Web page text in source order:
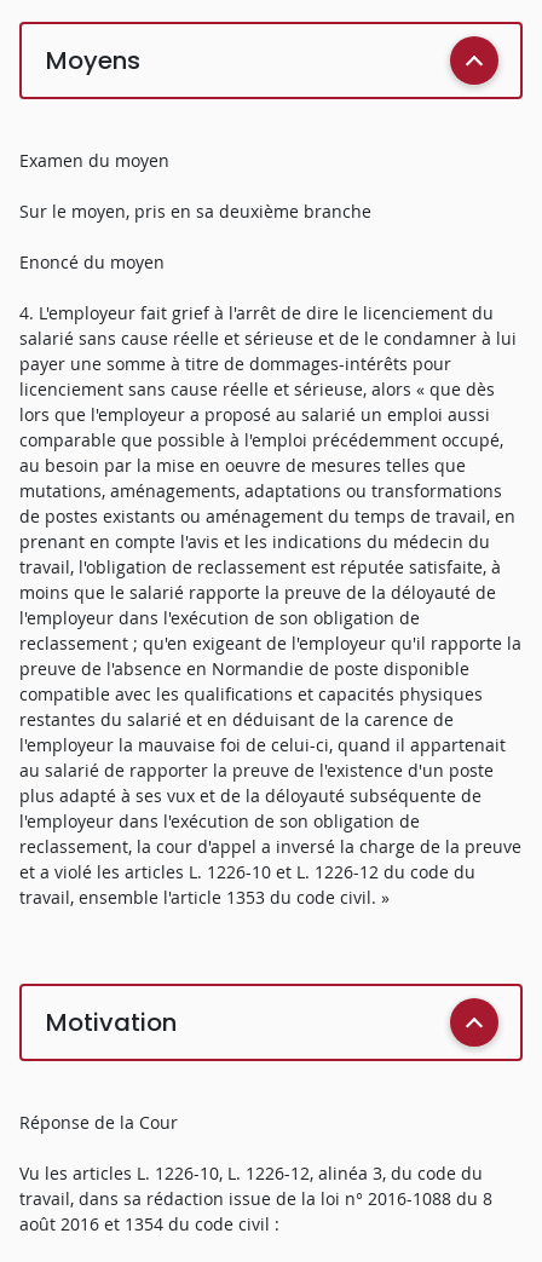
Moyens
Examen du moyen
Sur le moyen, pris en sa deuxième branche
Enoncé du moyen
4. L'employeur fait grief à l'arrêt de dire le licenciement du
salarié sans cause réelle et sérieuse et de le condamner à lui
payer une somme à titre de dommages-intérêts pour
licenciement sans cause réelle et sérieuse, alors « que dès
lors que l'employeur a proposé au salarié un emploi aussi
comparable que possible à l'emploi précédemment occupé,
au besoin par la mise en oeuvre de mesures telles que
mutations, aménagements, adaptations ou transformations
de postes existants ou aménagement du temps de travail, en
prenant en compte l'avis et les indications du médecin du
travail, l'obligation de reclassement est réputée satisfaite, à
moins que le salarié rapporte la preuve de la déloyauté de
l'employeur dans l'exécution de son obligation de
reclassement ; qu'en exigeant de l'employeur qu'il rapporte la
preuve de l'absence en Normandie de poste disponible
compatible avec les qualifications et capacités physiques
restantes du salarié et en déduisant de la carence de
l'employeur la mauvaise foi de celui-ci, quand il appartenait
au salarié de rapporter la preuve de l'existence d'un poste
plus adapté à ses vux et de la déloyauté subséquente de
l'employeur dans l'exécution de son obligation de
reclassement, la cour d'appel a inversé la charge de la preuve
et a violé les articles L. 1226-10 et L. 1226-12 du code du
travail, ensemble l'article 1353 du code civil. »
Motivation
Réponse de la Cour
Vu les articles L. 1226-10, L. 1226-12, alinéa 3, du code du
travail, dans sa rédaction issue de la loi n° 2016-1088 du 8
août 2016 et 1354 du code civil :